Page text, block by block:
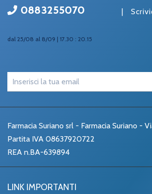
0883255070
dal 25/08 al 8/09 | 17.30 : 20.15
|
Farmacia Suriano srl - Farmacia Suriano -
Partita IVA 08637920722
REA n.BA-639894
LINK IMPORTANTI